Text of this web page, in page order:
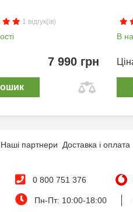
1 відгук(ів)
7 990 грн
В
Наші партнери Доставка і оплата
0 800 751 376
Пн-Пт: 10:00-18:00